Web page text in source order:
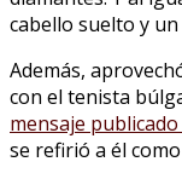
cabello suelto y
Además,
con el tenista
mensaje
se refirió a él